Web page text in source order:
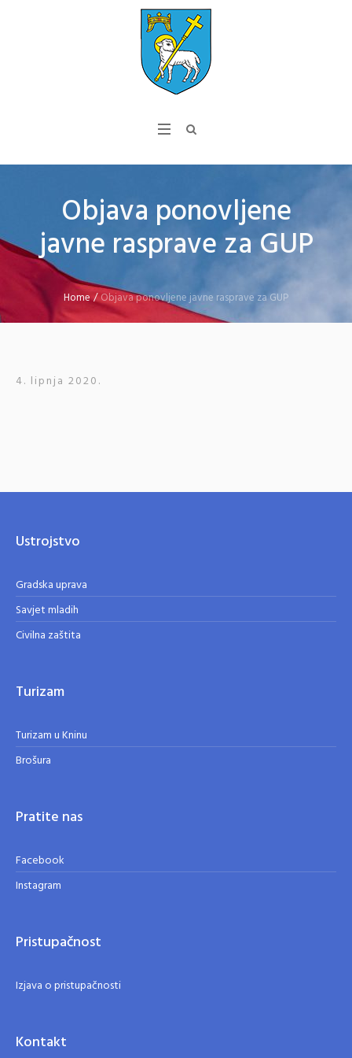
Objava ponovljene
javne rasprave za GUP
Home/Objava ponovljene javne rasprave za GUP
4. lipnja 2020.
Ustrojstvo
Gradska uprava
Savjet mladih
Civilna zaštita
Turizam
Turizam u Kninu
Brošura
Pratite nas
Facebook
Instagram
Pristupačnost
Izjava o pristupačnosti
Kontakt